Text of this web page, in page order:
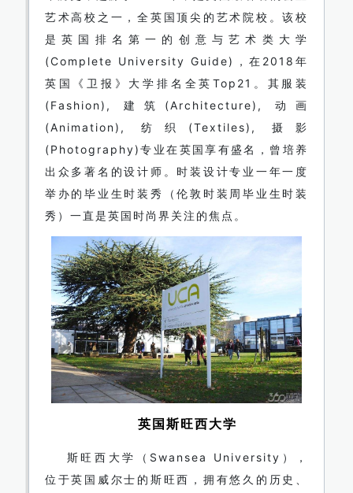
艺术高校之一，全英国顶尖的艺术院校。该校
是英国排名第一的创意与艺术类大学
(Complete University Guide)，在2018年
英国《卫报》大学排名全英Top21。其服装
(Fashion), 建筑(Architecture), 动画
(Animation), 纺织(Textiles), 摄影
(Photography)专业在英国享有盛名，曾培养
出众多著名的设计师。时装设计专业一年一度
举办的毕业生时装秀（伦敦时装周毕业生时装
秀）一直是英国时尚界关注的焦点。
英国斯旺西大学
斯旺西大学（Swansea University），
位于英国威尔士的斯旺西，拥有悠久的历史、